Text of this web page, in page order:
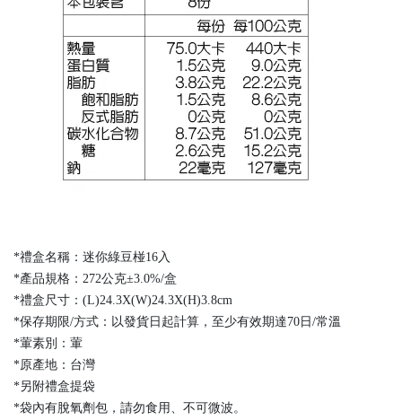
*禮盒名稱：迷你綠豆椪16入
*產品規格：272公克±3.0%/盒
*禮盒尺寸：(L)24.3X(W)24.3X(H)3.8cm
*保存期限/方式：以發貨日起計算，至少有效期達70日/常溫
*葷素別：葷
*原產地：台灣
*另附禮盒提袋
*袋內有脫氧劑包，請勿食用、不可微波。